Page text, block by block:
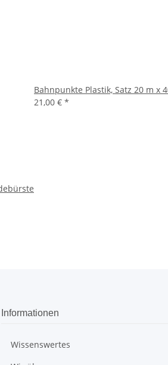
Bahnpunkte Plastik, Satz 20 m x
21,00 € *
Informationen
Wissenswertes